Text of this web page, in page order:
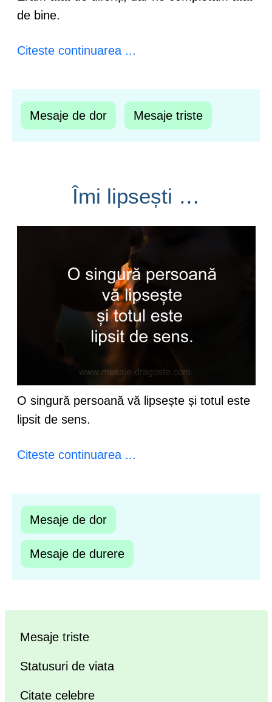
de bine.
Citeste continuarea ...
Mesaje de dor Mesaje triste
Îmi lipsești …
O singură persoană vă lipsește și totul este
lipsit de sens.
Citeste continuarea ...
Mesaje de dor
Mesaje de durere
Mesaje triste
Statusuri de viata
Citate celebre